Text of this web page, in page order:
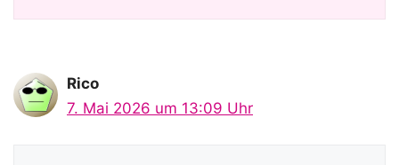
Rico
7. Mai 2026 um 13:09 Uhr